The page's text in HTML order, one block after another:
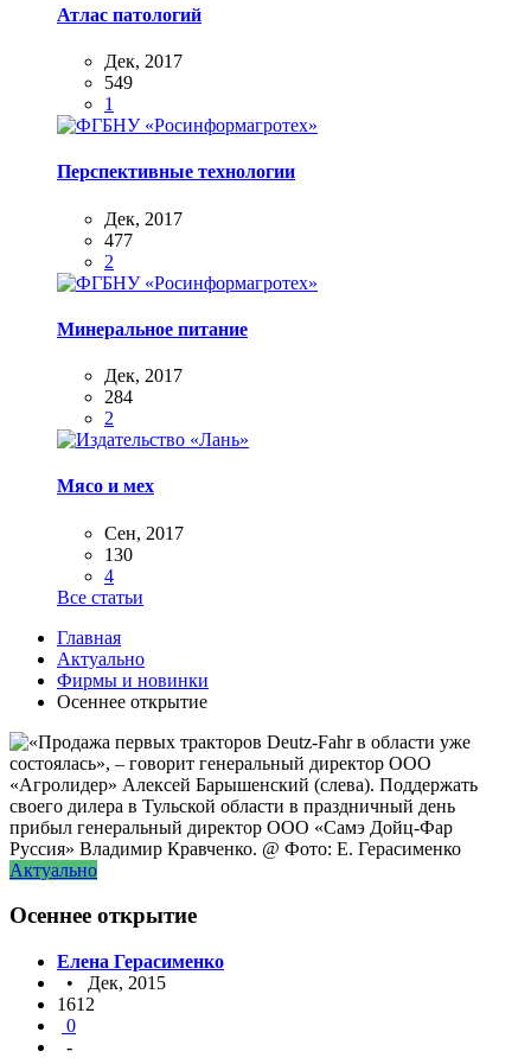
Атлас патологий
Дек, 2017
549
1
Перспективные технологии
Дек, 2017
477
2
Минеральное питание
Дек, 2017
284
2
Мясо и мех
Сен, 2017
130
4
Все статьи
Главная
Актуально
Фирмы и новинки
Осеннее открытие
Актуально
Осеннее открытие
Елена Герасименко
• Дек, 2015
1612
0
-